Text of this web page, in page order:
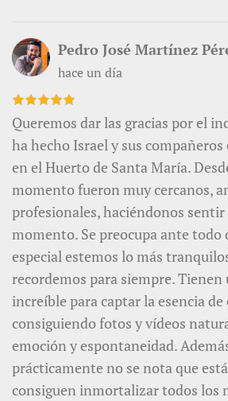
Pedro José Martínez
hace un día
Queremos dar las gracias por el
ha hecho Israel y sus
en el Huerto de Santa María.
momento fueron muy cercanos,
profesionales, haciéndonos
momento. Se preocupa ante todo
especial estemos lo más
recordemos para siempre. Tienen
increíble para captar la esencia
consiguiendo fotos y vídeos
emoción y espontaneidad.
prácticamente no se nota que
consiguen inmortalizar todos los